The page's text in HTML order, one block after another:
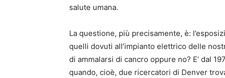
salute umana.
La questione, più precisamente, è:
quelli dovuti all’impianto elettrico delle
di ammalarsi di cancro oppure no? E’ dal
quando, cioè, due ricercatori di Denver